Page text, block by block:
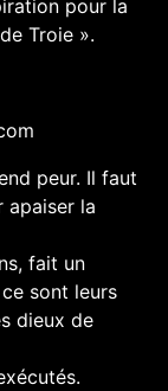
pour la
Troie ».
peur. Il faut
apaiser la
fait un
sont leurs
dieux de